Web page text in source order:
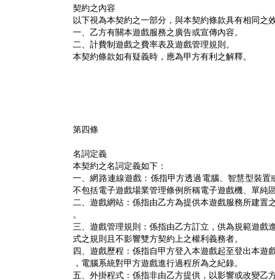
契約之內容
以下視為本契約之一部分，與本契約條款具有相同之
一、乙方有關本遊戲服務之廣告或宣傳內容。
二、計費制遊戲之費率表及遊戲管理規則。
本契約條款如有疑義時，應為甲方有利之解釋。
第四條
名詞定義
本契約之名詞定義如下：
一、網路連線遊戲：係指甲方透過電腦、智慧型裝
不包括電子遊戲場業管理條例所稱電子遊戲機、單純
二、遊戲網站：係指由乙方為提供本遊戲服務所建置
。
三、遊戲管理規則：係指由乙方訂立，供為規範遊戲
式之規則且不影響雙方契約上之權利義務者。
四、遊戲歷程：係指自甲方登入本遊戲起至登出本遊
，電腦系統對甲方遊戲進行過程所為之紀錄。
五、外掛程式：係指非由乙方提供，以影響或改變乙